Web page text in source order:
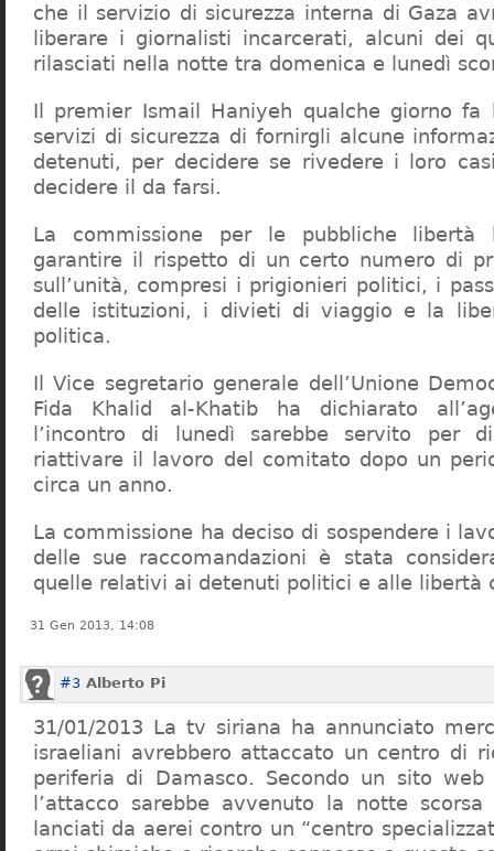
che il servizio di sicurezza interna di Gaza
liberare i giornalisti incarcerati, alcuni dei
rilasciati nella notte tra domenica e lunedì
Il premier Ismail Haniyeh qualche giorno fa
servizi di sicurezza di fornirgli alcune
detenuti, per decidere se rivedere i loro
decidere il da farsi.
La commissione per le pubbliche
garantire il rispetto di un certo numero di
sull’unità, compresi i prigionieri politici, i
delle istituzioni, i divieti di viaggio e la
politica.
Il Vice segretario generale dell’Unione
Fida Khalid al-Khatib ha dichiarato
l’incontro di lunedì sarebbe servito per
riattivare il lavoro del comitato dopo un
circa un anno.
La commissione ha deciso di sospendere i
delle sue raccomandazioni è stata
quelle relativi ai detenuti politici e alle libertà
31 Gen 2013, 14:08
#3 Alberto Pi
31/01/2013 La tv siriana ha annunciato
israeliani avrebbero attaccato un centro di
periferia di Damasco. Secondo un sito
l’attacco sarebbe avvenuto la notte
lanciati da aerei contro un “centro